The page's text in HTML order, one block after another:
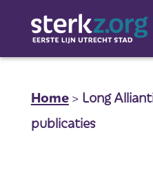
Home> Long
publicaties